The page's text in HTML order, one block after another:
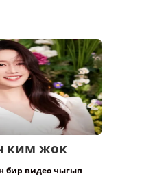
баратсам
ким жок
бир видео чыгып